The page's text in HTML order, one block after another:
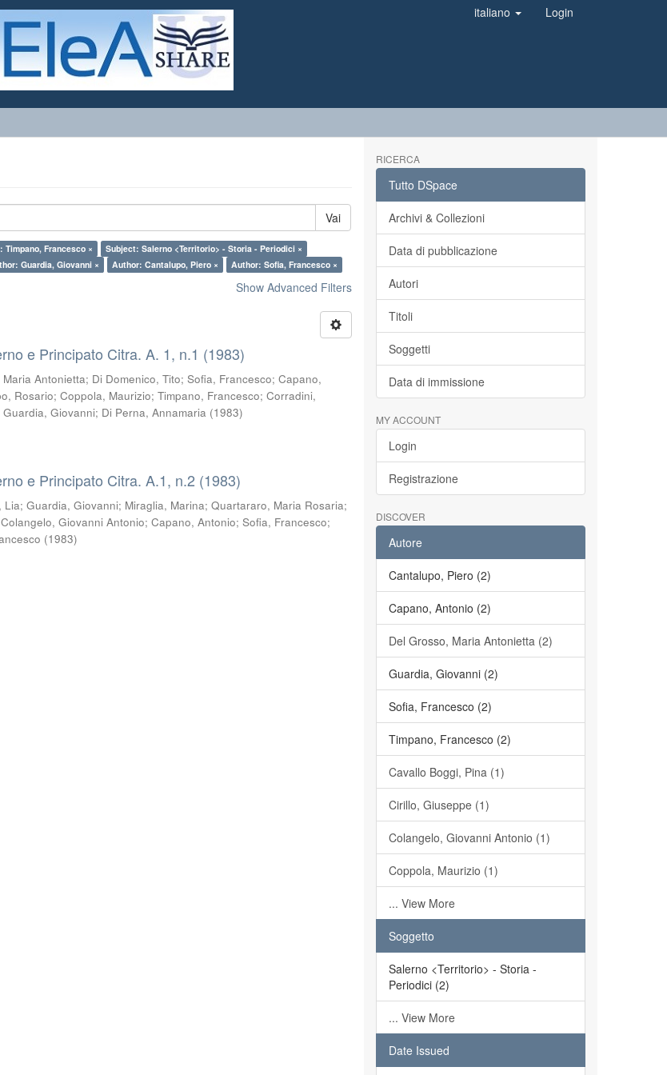
italiano Login
Vai
Timpano, Francesco ×
Subject: Salerno <Territorio> - Storia - Periodici ×
Guardia, Giovanni × Author: Cantalupo, Piero × Author: Sofia, Francesco ×
Show Advanced Filters
e Principato Citra. A. 1, n.1 (1983)
Antonietta; Di Domenico, Tito;Sofia, Francesco;Capano,
Rosario;Coppola, Maurizio;Timpano, Francesco;Corradini,
Guardia, Giovanni; Di Perna, Annamaria (1983)
e Principato Citra. A.1, n.2 (1983)
Lia;Guardia, Giovanni; Miraglia, Marina;Quartararo, Maria Rosaria;
Colangelo, Giovanni Antonio;Capano, Antonio;Sofia, Francesco;
(1983)
RICERCA
Tutto DSpace
Archivi & Collezioni
Data di pubblicazione
Autori
Titoli
Soggetti
Data di immissione
MY ACCOUNT
Login
Registrazione
DISCOVER
Autore
Cantalupo, Piero (2)
Capano, Antonio (2)
Del Grosso, Maria Antonietta (2)
Guardia, Giovanni (2)
Sofia, Francesco (2)
Timpano, Francesco (2)
Cavallo Boggi, Pina (1)
Cirillo, Giuseppe (1)
Colangelo, Giovanni Antonio (1)
Coppola, Maurizio (1)
... View More
Soggetto
Salerno <Territorio> - Storia -
Periodici (2)
... View More
Date Issued